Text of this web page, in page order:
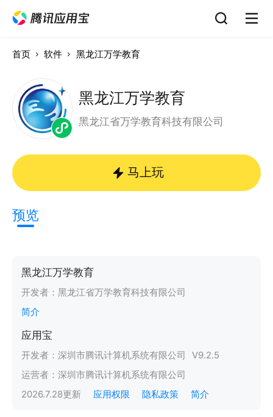
首页 软件 黑龙江万学教育
黑龙江万学教育
黑龙江省万学教育科技有限公司
马上玩
预览
黑龙江万学教育
开发者： 黑龙江省万学教育科技有限公司
简介
应用宝
开发者： 深圳市腾讯计算机系统有限公司 V9.2.5
运营者： 深圳市腾讯计算机系统有限公司
2026.7.28更新 应用权限 隐私政策 简介